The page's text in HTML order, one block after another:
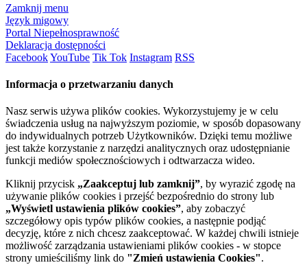
Zamknij menu
Język migowy
Portal Niepełnosprawność
Deklaracja dostępności
FacebookYouTube Tik Tok Instagram RSS
Informacja o przetwarzaniu danych
Nasz serwis używa plików cookies. Wykorzystujemy je w celu
świadczenia usług na najwyższym poziomie, w sposób dopasowany
do indywidualnych potrzeb Użytkowników. Dzięki temu możliwe
jest także korzystanie z narzędzi analitycznych oraz udostępnianie
funkcji mediów społecznościowych i odtwarzacza wideo.
Kliknij przycisk „Zaakceptuj lub zamknij”, by wyrazić zgodę na
używanie plików cookies i przejść bezpośrednio do strony lub
„Wyświetl ustawienia plików cookies”, aby zobaczyć
szczegółowy opis typów plików cookies, a następnie podjąć
decyzję, które z nich chcesz zaakceptować. W każdej chwili istnieje
możliwość zarządzania ustawieniami plików cookies - w stopce
strony umieściliśmy link do "Zmień ustawienia Cookies".